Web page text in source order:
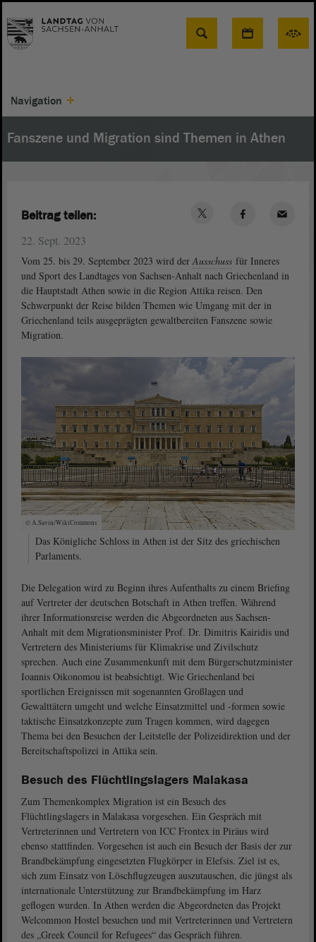
Suche
Navigation
Fanszene und Migration sind Themen in Athen
22. Sept. 2023
Vom 25. bis 29. September 2023 wird derAusschuss für Inneres
und Sport des Landtages von Sachsen-Anhalt nach Griechenland in
die Hauptstadt Athen sowie in die Region Attika reisen. Den
Schwerpunkt der Reise bilden Themen wie Umgang mit der in
Griechenland teils ausgeprägten gewaltbereiten Fanszene sowie
Migration.
© A.Savin/WikiCommons
Das Königliche Schloss in Athen ist der Sitz des griechischen
Parlaments.
Die Delegation wird zu Beginn ihres Aufenthalts zu einem Briefing
auf Vertreter der deutschen Botschaft in Athen treffen. Während
ihrer Informationsreise werden die Abgeordneten aus Sachsen-
Anhalt mit dem Migrationsminister Prof. Dr. Dimitris Kairidis und
Vertretern des Ministeriums für Klimakrise und Zivilschutz
sprechen. Auch eine Zusammenkunft mit dem Bürgerschutzminister
Ioannis Oikonomou ist beabsichtigt. Wie Griechenland bei
sportlichen Ereignissen mit sogenannten Großlagen und
Gewalttätern umgeht und welche Einsatzmittel und -formen sowie
taktische Einsatzkonzepte zum Tragen kommen, wird dagegen
Thema bei den Besuchen der Leitstelle der Polizeidirektion und der
Bereitschaftspolizei in Attika sein.
Besuch des Flüchtlingslagers Malakasa
Zum Themenkomplex Migration ist ein Besuch des
Flüchtlingslagers in Malakasa vorgesehen. Ein Gespräch mit
Vertreterinnen und Vertretern von ICC Frontex in Piräus wird
ebenso stattfinden. Vorgesehen ist auch ein Besuch der Basis der zur
Brandbekämpfung eingesetzten Flugkörper in Elefsis. Ziel ist es,
sich zum Einsatz von Löschflugzeugen auszutauschen, die jüngst als
internationale Unterstützung zur Brandbekämpfung im Harz
geflogen wurden. In Athen werden die Abgeordneten das Projekt
Welcommon Hostel besuchen und mit Vertreterinnen und Vertretern
des „Greek Council for Refugees“ das Gespräch führen.
Beitrag teilen: